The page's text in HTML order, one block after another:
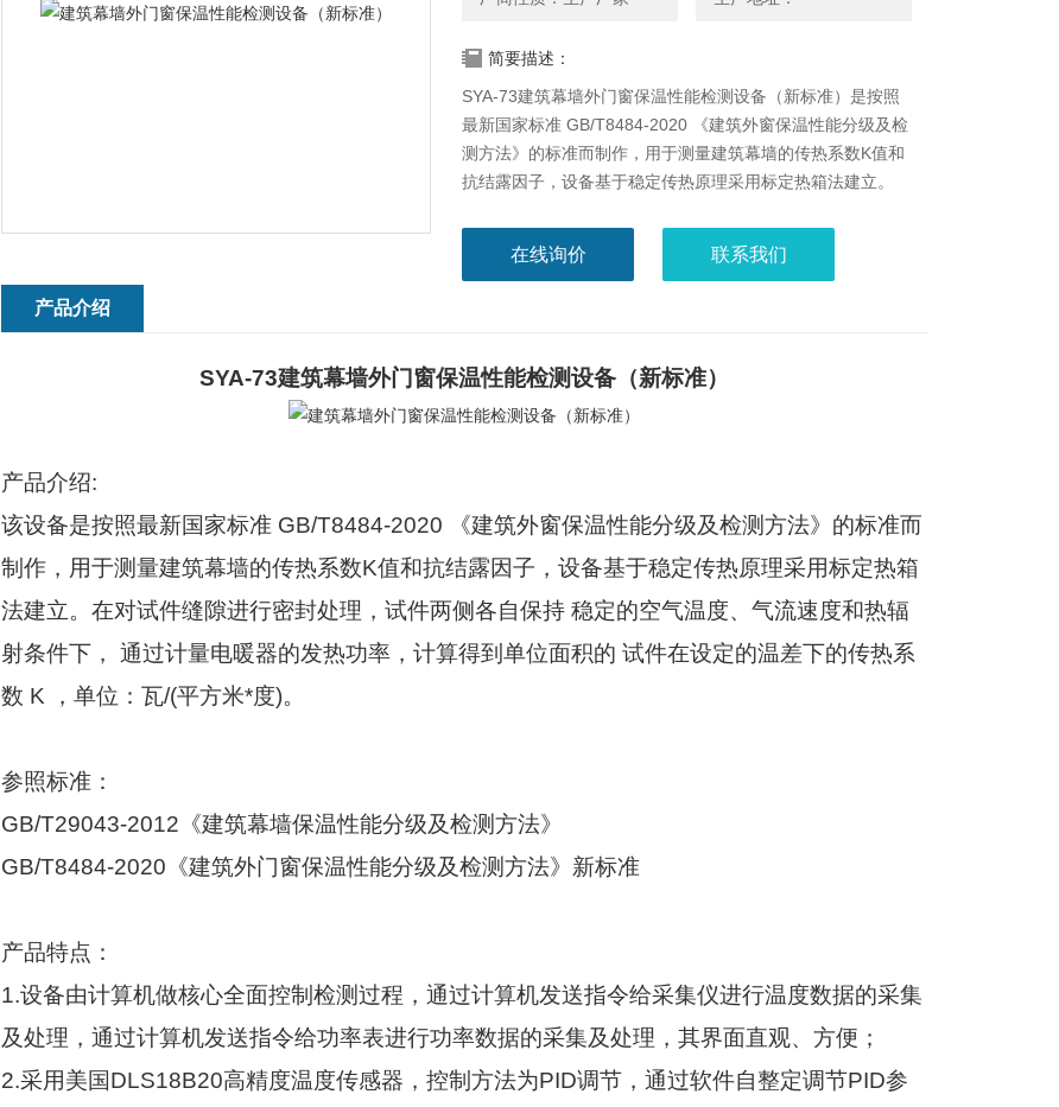
简要描述：
SYA-73建筑幕墙外门窗保温性能检测设备（新标准）是按照
最新国家标准 GB/T8484-2020 《建筑外窗保温性能分级及检
测方法》的标准而制作，用于测量建筑幕墙的传热系数K值和
抗结露因子，设备基于稳定传热原理采用标定热箱法建立。
在线询价 联系我们
产品介绍
SYA-73建筑幕墙外门窗保温性能检测设备（新标准）
产品介绍:
该设备是按照最新国家标准 GB/T8484-2020
《建筑外窗保温性能分级及检测方法》的标准而
制作，用于测量建筑幕墙的传热系数K值和抗结露因子，设备基于稳定传热原理采用标定热箱
法建立。在对试件缝隙进行密封处理，试件两侧各自保持 稳定的空气温度、气流速度和热辐
射条件下， 通过计量电暖器的发热功率，计算得到单位面积的 试件在设定的温差下的传热系
数 K ，单位：瓦/(平方米*度)。
参照标准：
GB/T29043-2012 《建筑幕墙保温性能分级及检测方法》
GB/T8484-2020 《建筑外门窗保温性能分级及检测方法》新标准
产品特点：
1.设备由计算机做核心全面控制检测过程，通过计算机发送指令给采集仪进行温度数据的采集
及处理，通过计算机发送指令给功率表进行功率数据的采集及处理，其界面直观、方便；
2.采用美国DLS18B20高精度温度传感器，控制方法为PID调节，通过软件自整定调节PID参